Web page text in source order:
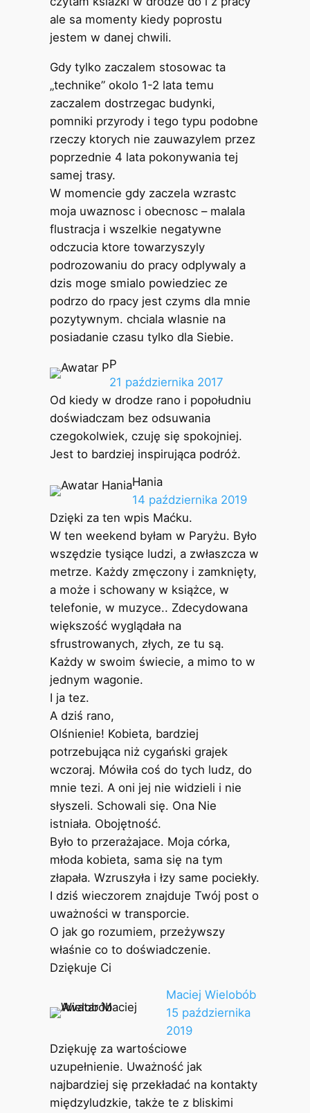
ale sa momenty kiedy poprostu
jestem w danej chwili.
Gdy tylko zaczalem stosowac ta
„technike” okolo 1-2 lata temu
zaczalem dostrzegac budynki,
pomniki przyrody i tego typu podobne
rzeczy ktorych nie zauwazylem przez
poprzednie 4 lata pokonywania tej
samej trasy.
W momencie gdy zaczela wzrastc
moja uwaznosc i obecnosc – malala
flustracja i wszelkie negatywne
odczucia ktore towarzyszyly
podrozowaniu do pracy odplywaly a
dzis moge smialo powiedziec ze
podrzo do rpacy jest czyms dla mnie
pozytywnym. chciala wlasnie na
posiadanie czasu tylko dla Siebie.
P
21 października 2017
Od kiedy w drodze rano i popołudniu
doświadczam bez odsuwania
czegokolwiek, czuję się spokojniej.
Jest to bardziej inspirująca podróż.
Hania
14 października 2019
Dzięki za ten wpis Maćku.
W ten weekend byłam w Paryżu. Było
wszędzie tysiące ludzi, a zwłaszcza w
metrze. Każdy zmęczony i zamknięty,
a może i schowany w książce, w
telefonie, w muzyce.. Zdecydowana
większość wyglądała na
sfrustrowanych, złych, ze tu są.
Każdy w swoim świecie, a mimo to w
jednym wagonie.
I ja tez.
A dziś rano,
Olśnienie! Kobieta, bardziej
potrzebująca niż cygański grajek
wczoraj. Mówiła coś do tych ludz, do
mnie tezi. A oni jej nie widzieli i nie
słyszeli. Schowali się. Ona Nie
istniała. Obojętność.
Było to przerażajace. Moja córka,
młoda kobieta, sama się na tym
złapała. Wzruszyła i łzy same pociekły.
I dziś wieczorem znajduje Twój post o
uważności w transporcie.
O jak go rozumiem, przeżywszy
właśnie co to doświadczenie.
Dziękuje Ci
Maciej Wielobób
15 października
2019
Dziękuję za wartościowe
uzupełnienie. Uważność jak
najbardziej się przekładać na kontakty
międzyludzkie, także te z bliskimi